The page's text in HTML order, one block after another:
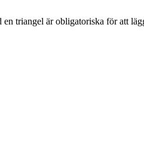
en triangel är obligatoriska för att